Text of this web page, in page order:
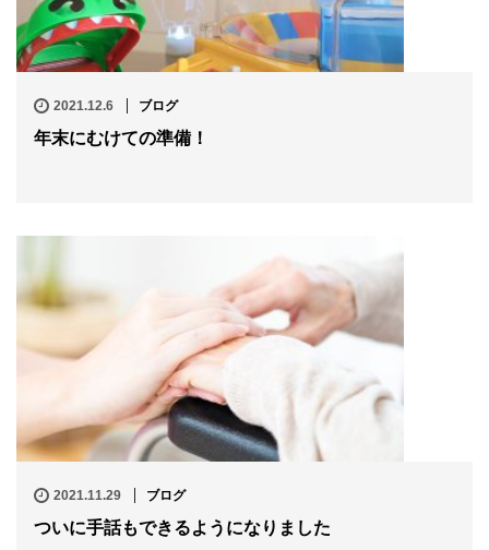
2021.12.6 ブログ
年末にむけての準備！
2021.11.29 ブログ
ついに手話もできるようになりました